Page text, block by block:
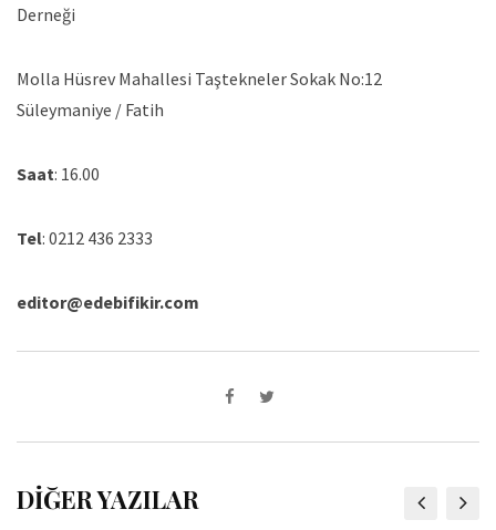
Derneği
Molla Hüsrev Mahallesi Taştekneler Sokak No:12
Süleymaniye / Fatih
Saat: 16.00
Tel: 0212 436 2333
editor@edebifikir.com
DİĞER YAZILAR